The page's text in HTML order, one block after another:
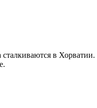
сталкиваются в